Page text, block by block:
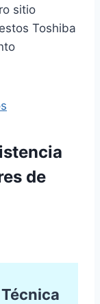
sitio
Toshiba
de